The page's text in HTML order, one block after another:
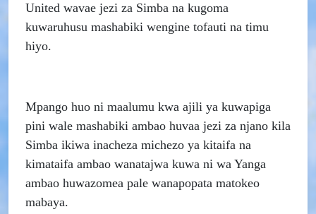
United wavae jezi za Simba na kugoma
kuwaruhusu mashabiki wengine tofauti na timu
hiyo.
Mpango huo ni maalumu kwa ajili ya kuwapiga
pini wale mashabiki ambao huvaa jezi za njano kila
Simba ikiwa inacheza michezo ya kitaifa na
kimataifa ambao wanatajwa kuwa ni wa Yanga
ambao huwazomea pale wanapopata matokeo
mabaya.